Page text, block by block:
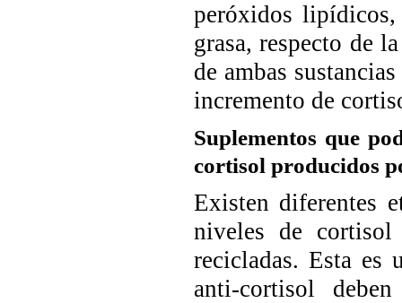
peróxidos
grasa, respecto de
de ambas
incremento de
Suplementos que
cortisol producidos
Existen diferentes
niveles de cortisol
recicladas. Esta es
anti-cortisol